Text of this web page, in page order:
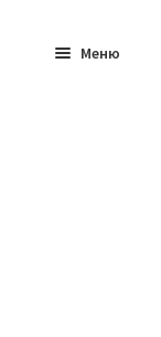
Меню